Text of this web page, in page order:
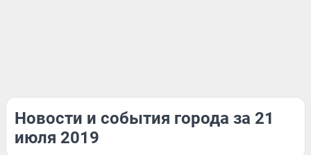
Новости и события города за 21
июля 2019